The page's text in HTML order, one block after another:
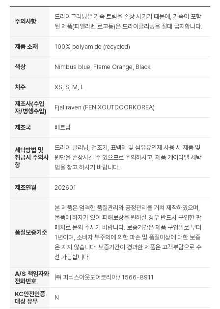
주의사항
드라이크리닝은 가죽 트림을 손상 시키기 때문에, 가죽이 포함
된 제품(피엘라벤 로고등)은 드라이클리닝을 절대 금지합니다.
제품 소재 100% polyamide (recycled)
색상 Nimbus blue, Flame Orange, Black
치수 XS, S, M, L
제조사(수입
자/병행수입)
Fjallraven (FENIXOUTDOORKOREA)
제조국 베트남
세탁방법 및
취급시 주의사
항
드라이 클리닝, 건조기, 표백제 및 섬유유연제 사용 시 제품 및
원단을 손상시킬 수 있으므로 주의하시고, 제품 케어라벨 세탁
법을 참고 하시기 바랍니다.
제조연월 202601
품질보증기준
본 제품은 엄격한 품질관리와 공정관리를 거쳐 제작하였으며,
물품에 하자가 있어 피해보상을 원하실 경우 반드시 구입한 판
매처로 문의 주시기 바랍니다. 보증기간은 제품 구입일로 부터
1년이며, 소비자 부주의에 의한 파손 및 품질이상에 대한 보증
은 지지 않습니다. 보증기간이 경과한 제품은 고객부담으로 수
선 가능합니다.
A/S 책임자와
전화번호
㈜ 피닉스아웃도어코리아 / 1566-8911
KC안전인증
대상 유무
N